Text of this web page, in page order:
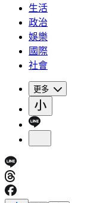
生活
政治
娛樂
國際
社會
更多